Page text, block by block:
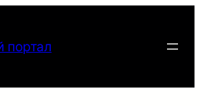
портал